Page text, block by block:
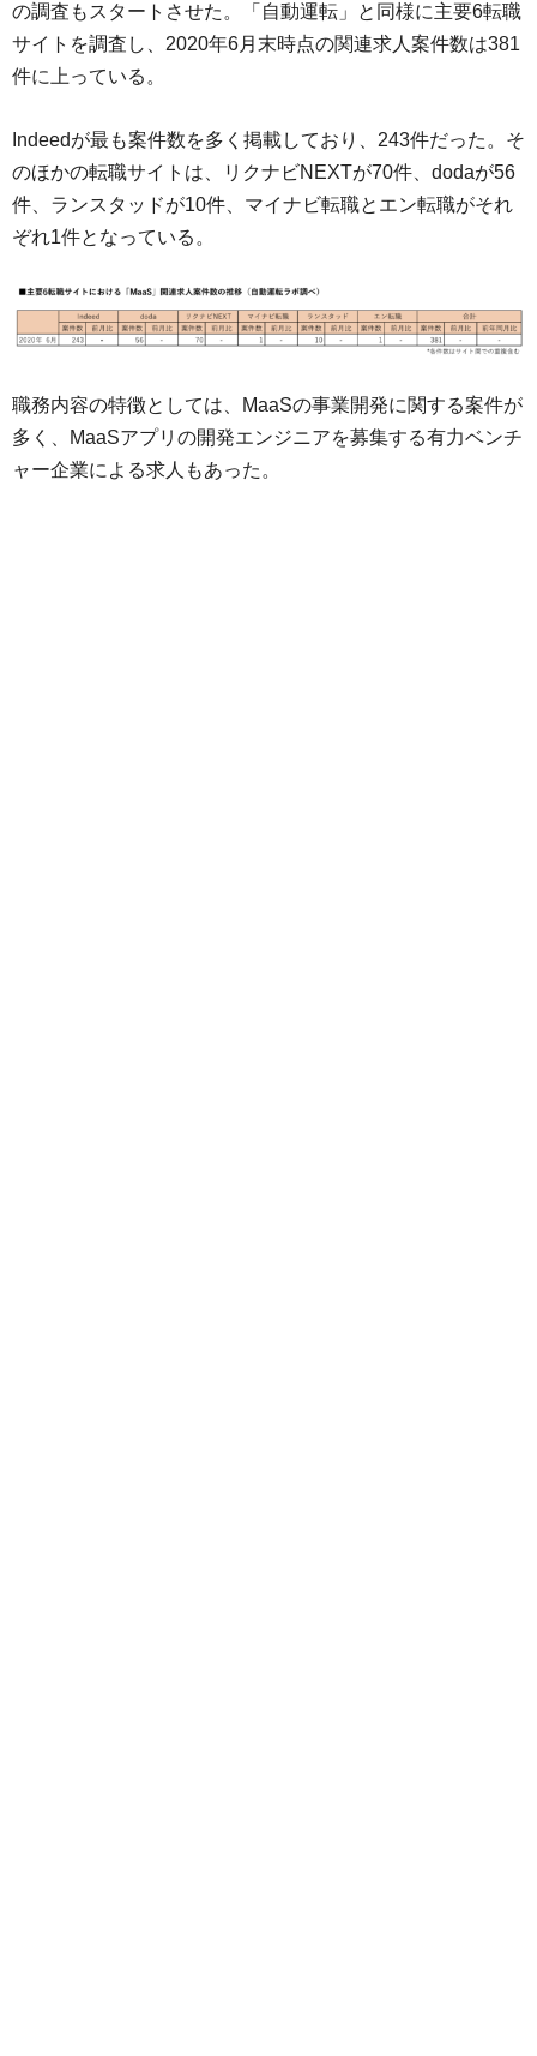
の調査もスタートさせた。「自動運転」と同様に主要6転職
サイトを調査し、2020年6月末時点の関連求人案件数は381
件に上っている。
Indeedが最も案件数を多く掲載しており、243件だった。そ
のほかの転職サイトは、リクナビNEXTが70件、dodaが56
件、ランスタッドが10件、マイナビ転職とエン転職がそれ
ぞれ1件となっている。
職務内容の特徴としては、MaaSの事業開発に関する案件が
多く、MaaSアプリの開発エンジニアを募集する有力ベンチ
ャー企業による求人もあった。